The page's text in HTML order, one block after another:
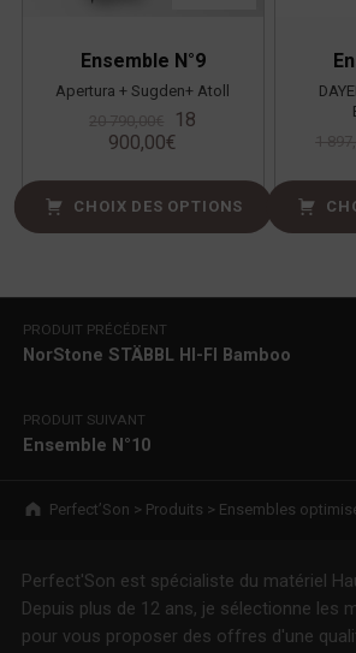
Ensemble N°9
Apertura + Sugden+ Atoll
18
900,00€
CHOIX DES OPTIONS
Navigation de l’article
PRODUIT PRÉCÉDENT
NorStone STÄBBL HI-FI Bamboo
PRODUIT SUIVANT
Ensemble N°10
Breadcrumbs navigation
Perfect’Son > Produits > Ensembles
Perfect'Son est spécialiste du matériel
Depuis plus de 12 ans, je sélectionne les
pour vous proposer des offres d'une